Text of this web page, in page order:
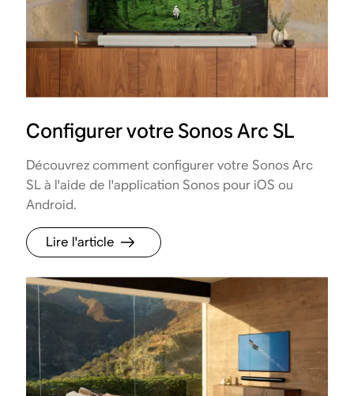
Configurer votre Sonos Arc SL
Découvrez comment configurer votre Sonos Arc
SL à l'aide de l'application Sonos pour iOS ou
Android.
Lire l'article